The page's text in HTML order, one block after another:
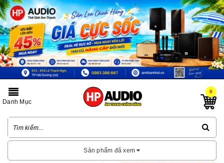
0
Danh Mục
Sản phẩm đã xem